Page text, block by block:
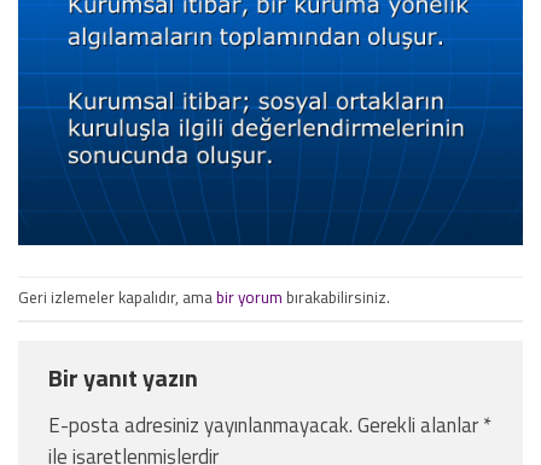
Geri izlemeler kapalıdır, amabir yorum bırakabilirsiniz.
Bir yanıt yazın
E-posta adresiniz yayınlanmayacak.Gerekli alanlar*
ile işaretlenmişlerdir